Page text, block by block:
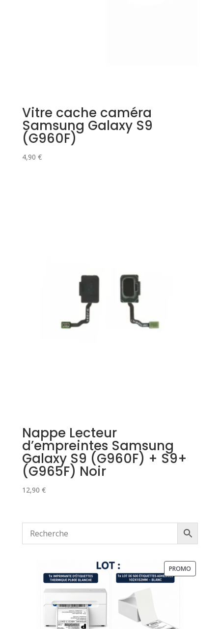
Vitre cache caméra
Samsung Galaxy S9
(G960F)
4,90 €
Nappe Lecteur
d’empreintes Samsung
Galaxy S9 (G960F) + S9+
(G965F) Noir
12,90 €
PROMO